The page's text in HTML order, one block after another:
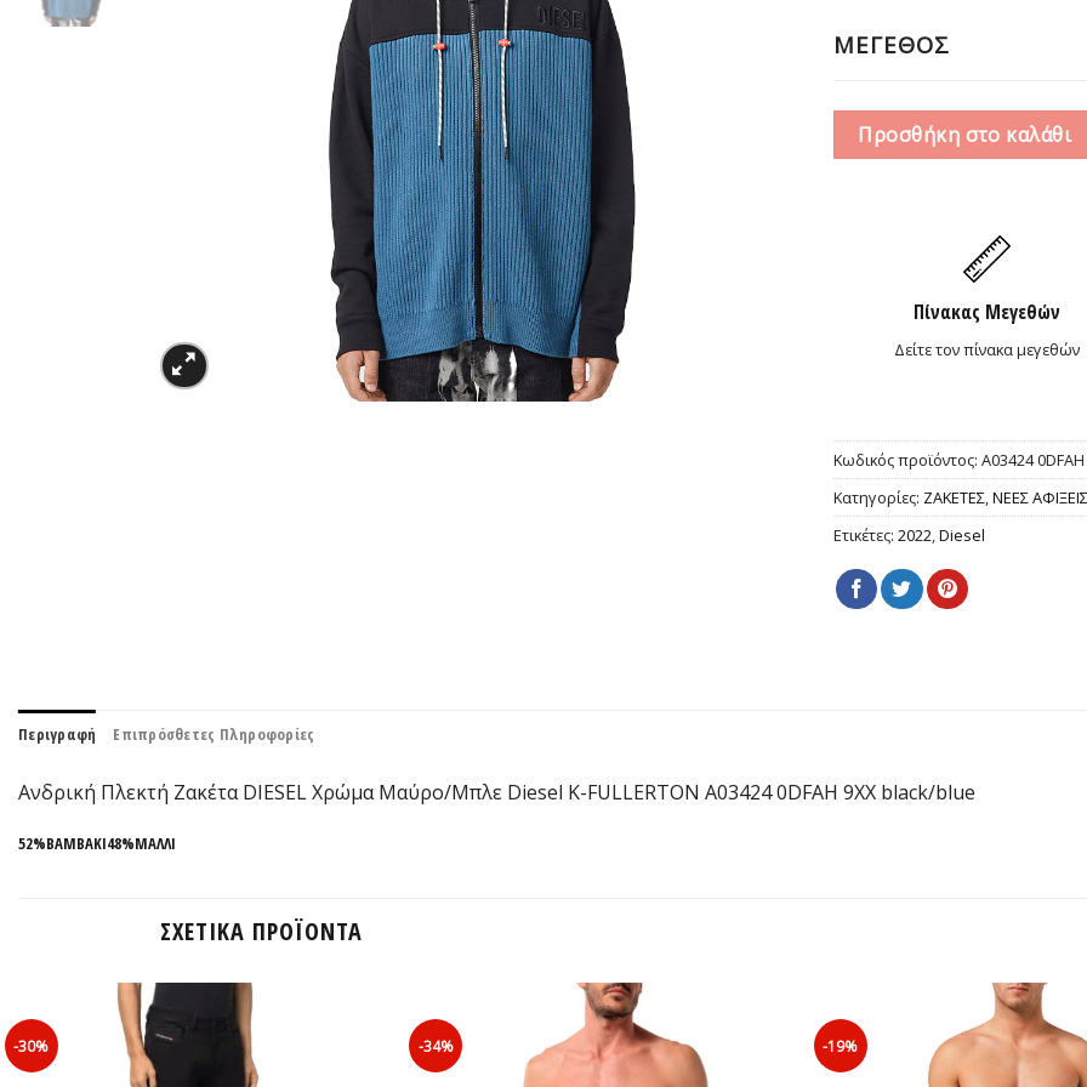
ΜΕΓΕΘΟΣ
Προσθήκη στο καλάθι
Πίνακας Μεγεθών
Δείτε τον πίνακα μεγεθών
Κωδικός προϊόντος: A03424
Κατηγορίες: ΖΑΚΕΤΕΣ,ΝΕΕΣ ΑΦΙΞΕΙΣ
Ετικέτες: 2022,Diesel
Περιγραφή Επιπρόσθετες Πληροφορίες
Ανδρική Πλεκτή Ζακέτα DIESEL Χρώμα Μαύρο/Μπλε Diesel K-FULLERTON A03424 0DFAH 9XX black/blue
52%ΒΑΜΒΑΚΙ48%ΜΑΛΛΙ
ΣΧΕΤΙΚΆ ΠΡΟΪΌΝΤΑ
-30% -34% -19%